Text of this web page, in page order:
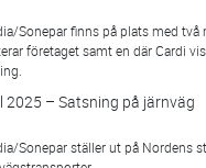
Sonepar finns på plats med två
företaget samt en där Cardi
2025 – Satsning på järnväg
Sonepar ställer ut på Nordens